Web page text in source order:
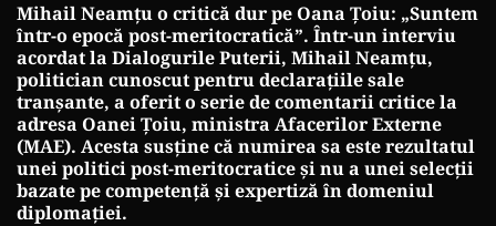
Mihail Neamțu o critică dur pe Oana Țoiu: „Suntem
într-o epocă post-meritocratică”. Într-un interviu
acordat la Dialogurile Puterii, Mihail Neamțu,
politician cunoscut pentru declarațiile sale
tranșante, a oferit o serie de comentarii critice la
adresa Oanei Țoiu, ministra Afacerilor Externe
(MAE). Acesta susține că numirea sa este rezultatul
unei politici post-meritocratice și nu a unei selecții
bazate pe competență și expertiză în domeniul
diplomației.